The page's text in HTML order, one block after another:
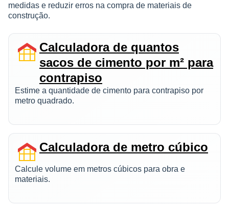
medidas e reduzir erros na compra de materiais de
construção.
Calculadora de quantos
sacos de cimento por m² para
contrapiso
Estime a quantidade de cimento para contrapiso por
metro quadrado.
Calculadora de metro cúbico
Calcule volume em metros cúbicos para obra e
materiais.